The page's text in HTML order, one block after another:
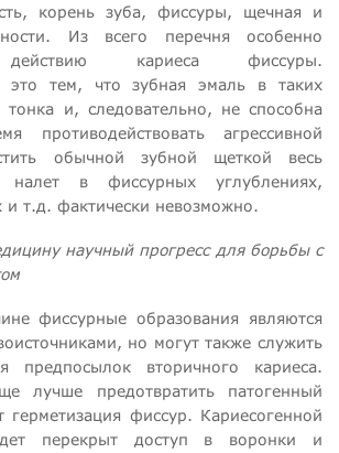
корень зуба, фиссуры, щечная и
Из всего перечня особенно
кариеса фиссуры.
это тем, что зубная эмаль в таких
тонка и, следовательно, не способна
противодействовать агрессивной
обычной зубной щеткой весь
налет в фиссурных углублениях,
и т.д. фактически невозможно.
научный прогресс для борьбы с
фиссурные образования являются
но могут также служить
предпосылок вторичного кариеса.
лучше предотвратить патогенный
герметизация фиссур. Кариесогенной
перекрыт доступ в воронки и